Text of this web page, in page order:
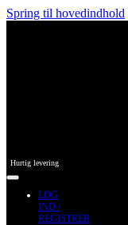
Spring til hovedindhold
Hurtig levering
LOG
IND /
REGISTRER